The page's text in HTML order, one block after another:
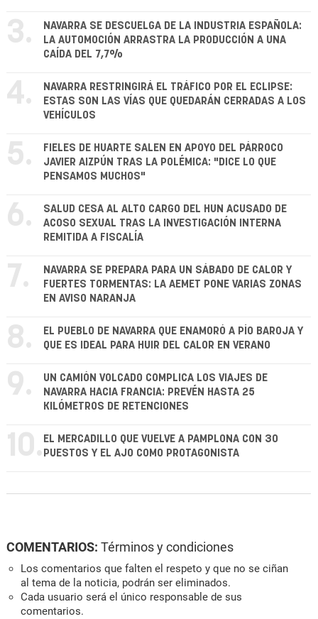
3.
NAVARRA SE DESCUELGA DE LA INDUSTRIA ESPAÑOLA:
LA AUTOMOCIÓN ARRASTRA LA PRODUCCIÓN A UNA
CAÍDA DEL 7,7%
4.
NAVARRA RESTRINGIRÁ EL TRÁFICO POR EL ECLIPSE:
ESTAS SON LAS VÍAS QUE QUEDARÁN CERRADAS A LOS
VEHÍCULOS
5.
FIELES DE HUARTE SALEN EN APOYO DEL PÁRROCO
JAVIER AIZPÚN TRAS LA POLÉMICA: "DICE LO QUE
PENSAMOS MUCHOS"
6.
SALUD CESA AL ALTO CARGO DEL HUN ACUSADO DE
ACOSO SEXUAL TRAS LA INVESTIGACIÓN INTERNA
REMITIDA A FISCALÍA
7.
NAVARRA SE PREPARA PARA UN SÁBADO DE CALOR Y
FUERTES TORMENTAS: LA AEMET PONE VARIAS ZONAS
EN AVISO NARANJA
8.
EL PUEBLO DE NAVARRA QUE ENAMORÓ A PÍO BAROJA Y
QUE ES IDEAL PARA HUIR DEL CALOR EN VERANO
9.
UN CAMIÓN VOLCADO COMPLICA LOS VIAJES DE
NAVARRA HACIA FRANCIA: PREVÉN HASTA 25
KILÓMETROS DE RETENCIONES
10. EL MERCADILLO QUE VUELVE A PAMPLONA CON 30
PUESTOS Y EL AJO COMO PROTAGONISTA
COMENTARIOS: Términos y condiciones
Los comentarios que falten el respeto y que no se ciñan
al tema de la noticia, podrán ser eliminados.
Cada usuario será el único responsable de sus
comentarios.